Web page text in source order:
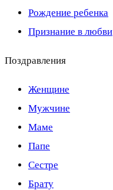
Рождение ребенка
Признание в любви
Поздравления
Женщине
Мужчине
Маме
Папе
Сестре
Брату